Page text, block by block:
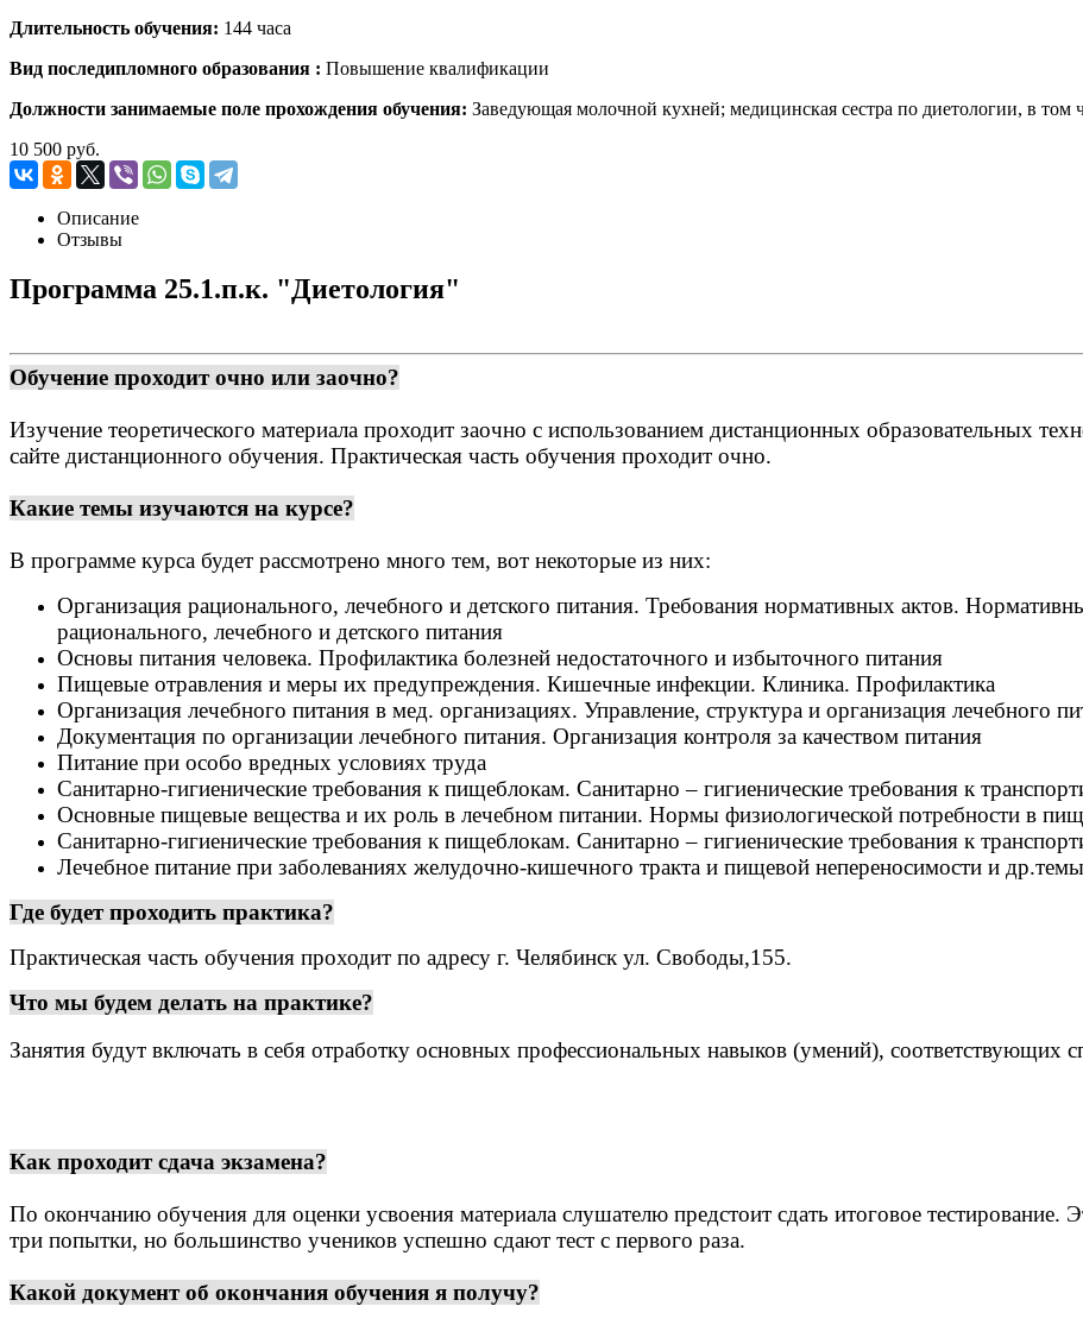
Длительность обучения: 144 часа
Вид поcледипломного образования : Повышение квалификации
Должности занимаемые поле прохождения обучения: Заведующая молочной кухней; медицинская сестра по диетологии, в том
10 500 руб.
Описание
Отзывы
Программа 25.1.п.к. "Диетология"
Обучение проходит очно или заочно?
Изучение теоретического материала проходит заочно с использованием дистанционных образовательных
сайте дистанционного обучения. Практическая часть обучения проходит очно.
Какие темы изучаются на курсе?
В программе курса будет рассмотрено много тем, вот некоторые из них:
Организация рационального, лечебного и детского питания. Требования нормативных актов.
рационального, лечебного и детского питания
Основы питания человека. Профилактика болезней недостаточного и избыточного питания
Пищевые отравления и меры их предупреждения. Кишечные инфекции. Клиника. Профилактика
Организация лечебного питания в мед. организациях. Управление, структура и организация лечебного
Документация по организации лечебного питания. Организация контроля за качеством питания
Питание при особо вредных условиях труда
Санитарно-гигиенические требования к пищеблокам. Санитарно – гигиенические требования к
Основные пищевые вещества и их роль в лечебном питании. Нормы физиологической потребности в
Санитарно-гигиенические требования к пищеблокам. Санитарно – гигиенические требования к
Лечебное питание при заболеваниях желудочно-кишечного тракта и пищевой непереносимости и др.темы
Где будет проходить практика?
Практическая часть обучения проходит по адресу г. Челябинск ул. Свободы,155.
Что мы будем делать на практике?
Занятия будут включать в себя отработку основных профессиональных навыков (умений), соответствующих
Как проходит сдача экзамена?
По окончанию обучения для оценки усвоения материала слушателю предстоит сдать итоговое тестирование.
три попытки, но большинство учеников успешно сдают тест с первого раза.
Какой документ об окончания обучения я получу?